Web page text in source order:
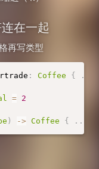
在一起
再写类型
: Coffee { .
= 2
) -> Coffee { . .